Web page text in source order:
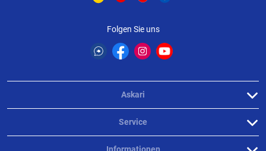
Folgen Sie uns
Askari
Service